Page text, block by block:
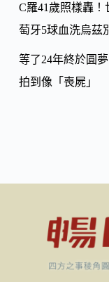
C羅41歲照樣轟
萄牙5球血洗烏茲
等了24年終於圓
拍到像「喪屍」